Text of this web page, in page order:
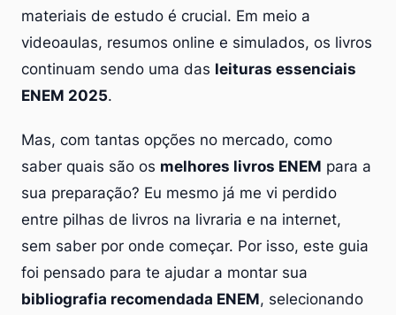
materiais de estudo é crucial. Em meio a
videoaulas, resumos online e simulados, os livros
continuam sendo uma das leituras essenciais
ENEM 2025.
Mas, com tantas opções no mercado, como
saber quais são os melhores livros ENEM para a
sua preparação? Eu mesmo já me vi perdido
entre pilhas de livros na livraria e na internet,
sem saber por onde começar. Por isso, este guia
foi pensado para te ajudar a montar sua
bibliografia recomendada ENEM, selecionando